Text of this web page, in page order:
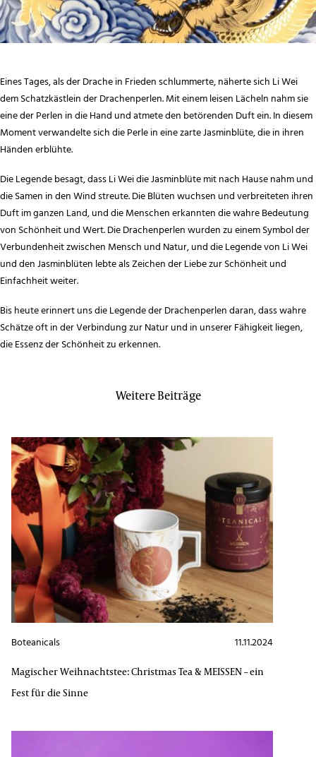
Eines Tages, als der Drache in Frieden schlummerte, näherte sich Li Wei
dem Schatzkästlein der Drachenperlen. Mit einem leisen Lächeln nahm sie
eine der Perlen in die Hand und atmete den betörenden Duft ein. In diesem
Moment verwandelte sich die Perle in eine zarte Jasminblüte, die in ihren
Händen erblühte.
Die Legende besagt, dass Li Wei die Jasminblüte mit nach Hause nahm und
die Samen in den Wind streute. Die Blüten wuchsen und verbreiteten ihren
Duft im ganzen Land, und die Menschen erkannten die wahre Bedeutung
von Schönheit und Wert. Die Drachenperlen wurden zu einem Symbol der
Verbundenheit zwischen Mensch und Natur, und die Legende von Li Wei
und den Jasminblüten lebte als Zeichen der Liebe zur Schönheit und
Einfachheit weiter.
Bis heute erinnert uns die Legende der Drachenperlen daran, dass wahre
Schätze oft in der Verbindung zur Natur und in unserer Fähigkeit liegen,
die Essenz der Schönheit zu erkennen.
Weitere Beiträge
11.11.2024
Boteanicals
Magischer Weihnachtstee: Christmas Tea & MEISSEN – ein
Fest für die Sinne